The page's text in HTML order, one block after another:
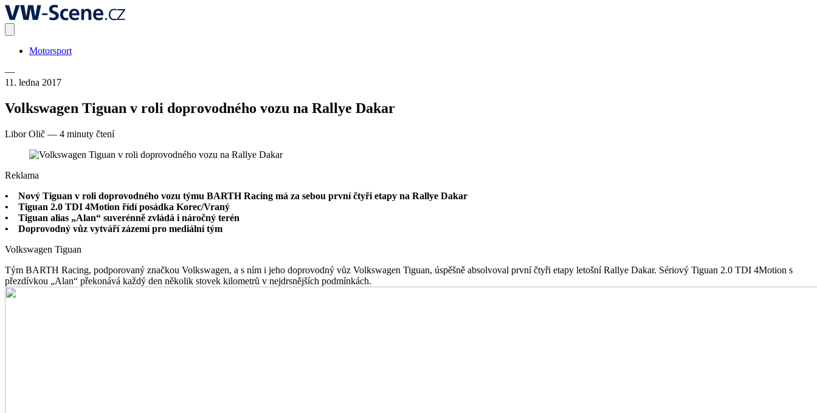
Motorsport
—
11. ledna 2017
Volkswagen Tiguan v roli doprovodného vozu na Rallye Dakar
Libor Olič — 4 minuty čtení
Reklama
• Nový Tiguan v roli doprovodného vozu týmu BARTH Racing má za sebou první čtyři etapy na Rallye Dakar
• Tiguan 2.0 TDI 4Motion řídí posádka Korec/Vraný
• Tiguan alias „Alan“ suverénně zvládá i náročný terén
• Doprovodný vůz vytváří zázemí pro mediální tým
Volkswagen Tiguan
Tým BARTH Racing, podporovaný značkou Volkswagen, a s ním i jeho doprovodný vůz Volkswagen Tiguan, úspěšně absolvoval první čtyři etapy letošní Rallye Dakar. Sériový Tiguan 2.0 TDI 4Motion s
přezdívkou „Alan“ překonává každý den několik stovek kilometrů v nejdrsnějších podmínkách.